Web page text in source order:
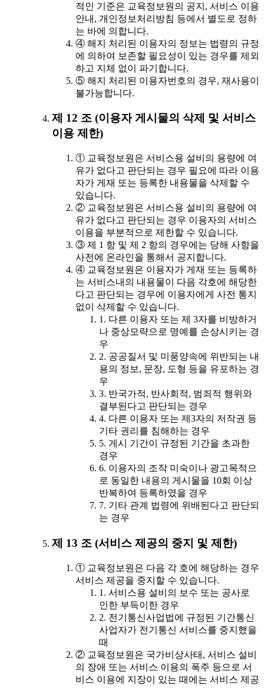
적인 기준은 교육정보원의 공지, 서비스 이용
안내, 개인정보처리방침 등에서 별도로 정하
는 바에 의합니다.
④ 해지 처리된 이용자의 정보는 법령의 규정
에 의하여 보존할 필요성이 있는 경우를 제외
하고 지체 없이 파기합니다.
⑤ 해지 처리된 이용자번호의 경우, 재사용이
불가능합니다.
제 12 조 (이용자 게시물의 삭제 및 서비스
이용 제한)
① 교육정보원은 서비스용 설비의 용량에 여
유가 없다고 판단되는 경우 필요에 따라 이용
자가 게재 또는 등록한 내용물을 삭제할 수
있습니다.
② 교육정보원은 서비스용 설비의 용량에 여
유가 없다고 판단되는 경우 이용자의 서비스
이용을 부분적으로 제한할 수 있습니다.
③ 제 1 항 및 제 2 항의 경우에는 당해 사항을
사전에 온라인을 통해서 공지합니다.
④ 교육정보원은 이용자가 게재 또는 등록하
는 서비스내의 내용물이 다음 각호에 해당한
다고 판단되는 경우에 이용자에게 사전 통지
없이 삭제할 수 있습니다.
1. 다른 이용자 또는 제 3자를 비방하거
나 중상모략으로 명예를 손상시키는 경
우
2. 공공질서 및 미풍양속에 위반되는 내
용의 정보, 문장, 도형 등을 유포하는 경
우
3. 반국가적, 반사회적, 범죄적 행위와
결부된다고 판단되는 경우
4. 다른 이용자 또는 제3자의 저작권 등
기타 권리를 침해하는 경우
5. 게시 기간이 규정된 기간을 초과한
경우
6. 이용자의 조작 미숙이나 광고목적으
로 동일한 내용의 게시물을 10회 이상
반복하여 등록하였을 경우
7. 기타 관계 법령에 위배된다고 판단되
는 경우
제 13 조 (서비스 제공의 중지 및 제한)
① 교육정보원은 다음 각 호에 해당하는 경우
서비스 제공을 중지할 수 있습니다.
1. 서비스용 설비의 보수 또는 공사로
인한 부득이한 경우
2. 전기통신사업법에 규정된 기간통신
사업자가 전기통신 서비스를 중지했을
때
② 교육정보원은 국가비상사태, 서비스 설비
의 장애 또는 서비스 이용의 폭주 등으로 서
비스 이용에 지장이 있는 때에는 서비스 제공